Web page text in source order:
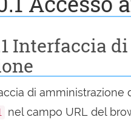
Interfaccia di
di amministrazione
nel campo URL del